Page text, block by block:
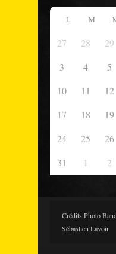
L M
27 28 29
3
4 5
10
11 12
17
18 19
24
25 26
31
1 2
Crédits Photo
Sébastien Lavoir